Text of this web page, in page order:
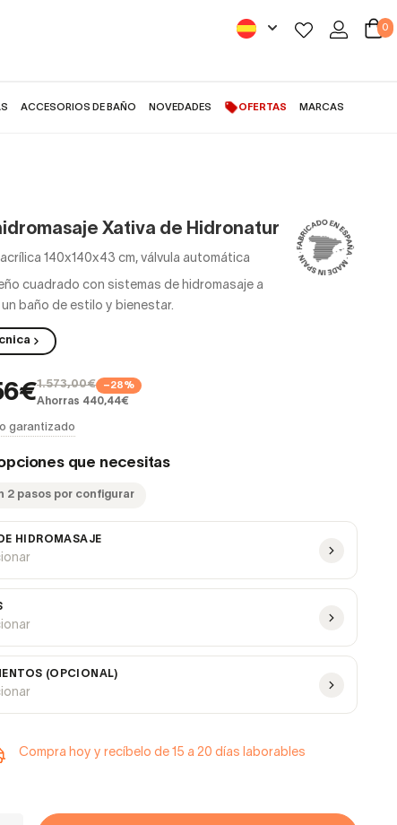
0
ACCESORIOS DE BAÑO NOVEDADES OFERTAS MARCAS
Xativa de Hidronatur
140x140x43 cm, válvula automática
cuadrado con sistemas de hidromasaje a
baño de estilo y bienestar.
1.573,00€ −28%
Ahorras 440,44€
garantizado
que necesitas
2 pasos por configurar
HIDROMASAJE
(OPCIONAL)
Compra hoy y recíbelo de 15 a 20 días laborables